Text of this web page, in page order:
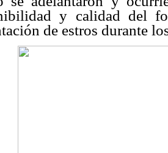
y calidad del
de estros durante